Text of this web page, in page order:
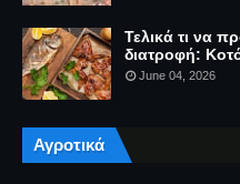
Τελικά τι να
διατροφή:
June 04, 2026
Αγροτικά